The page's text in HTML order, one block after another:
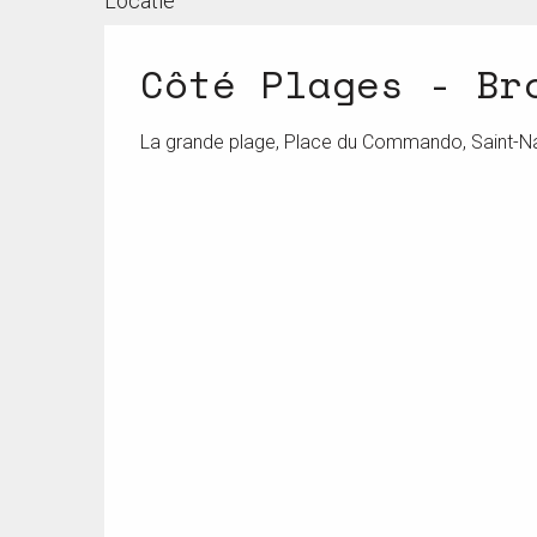
Côté Plages -
La grande plage, Place du Commando, Saint-